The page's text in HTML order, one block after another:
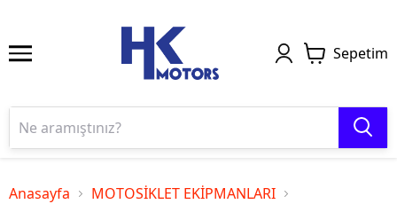
Sepetim
Anasayfa
MOTOSİKLET EKİPMANLARI